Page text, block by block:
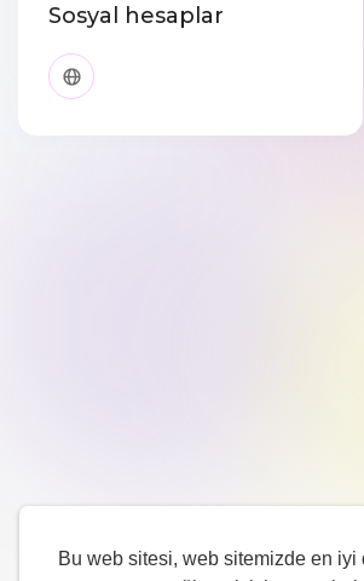
Bu web sitesi, web sitemizde en iyi
Sosyal hesaplar